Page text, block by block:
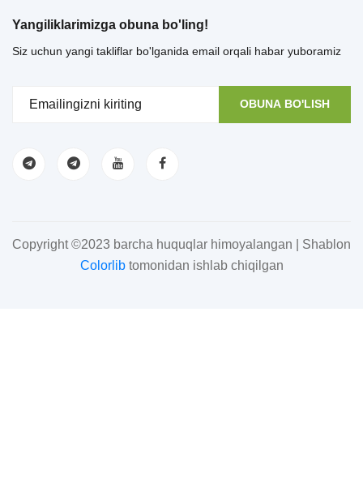
Yangiliklarimizga obuna bo'ling!
Siz uchun yangi takliflar bo'lganida email orqali habar yuboramiz
OBUNA BO'LISH
Copyright ©2023 barcha huquqlar himoyalangan | Shablon
Colorlibtomonidan ishlab chiqilgan